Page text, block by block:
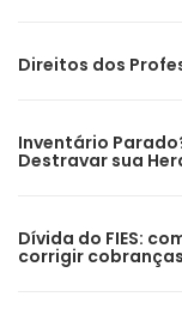
Direitos dos
Inventário
Destravar sua
Dívida do FIES:
corrigir